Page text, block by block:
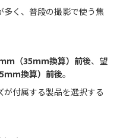
く、普段の撮影で使う焦
ｍ（35ｍｍ換算）前後、望
ｍｍ換算）前後。
付属する製品を選択する